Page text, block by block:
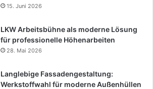
15. Juni 2026
LKW Arbeitsbühne als moderne Lösung
für professionelle Höhenarbeiten
28. Mai 2026
Langlebige Fassadengestaltung:
Werkstoffwahl für moderne Außenhüllen